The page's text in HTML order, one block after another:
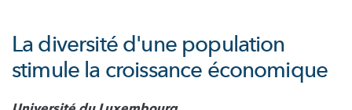
La diversité d'une population
stimule la croissance économique